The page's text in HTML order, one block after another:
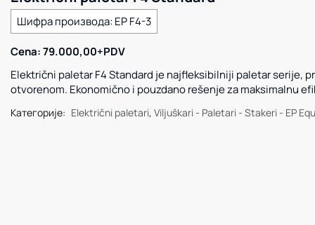
Шифра производа: EP F4-3
Cena: 79.000,00+PDV
Električni paletar F4 Standard je najfleksibilniji paletar serije,
otvorenom. Ekonomično i pouzdano rešenje za maksimalnu
Категорије: Električni paletari, Viljuškari - Paletari - Stakeri - EP